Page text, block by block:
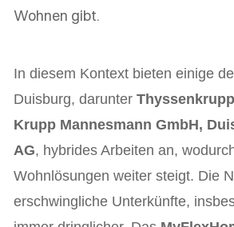
Wohnen gibt.
In diesem Kontext bieten einige
Duisburg, darunter
Krupp Mannesmann GmbH,
AG, hybrides Arbeiten an,
Wohnlösungen weiter steigt. Die
erschwingliche Unterkünfte,